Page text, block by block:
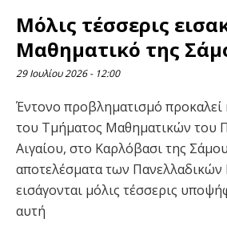
Μόλις τέσσερις
Μαθηματικό της
29 Ιουλίου 2026 12:00
Έντονο προβληματισμό προκαλεί
του Τμήματος Μαθηματικών του
Αιγαίου, στο Καρλόβασι της
αποτελέσματα των Πανελλαδικών
εισάγονται μόλις τέσσερις
αυτή